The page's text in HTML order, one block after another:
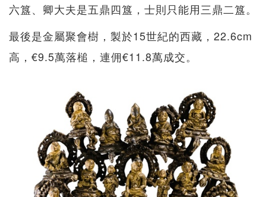
六簋、卿大夫是五鼎四簋，士則只能用三鼎二簋。
最後是金屬聚會樹，製於15世紀的西藏，22.6cm
高，€9.5萬落槌，連佣€11.8萬成交。